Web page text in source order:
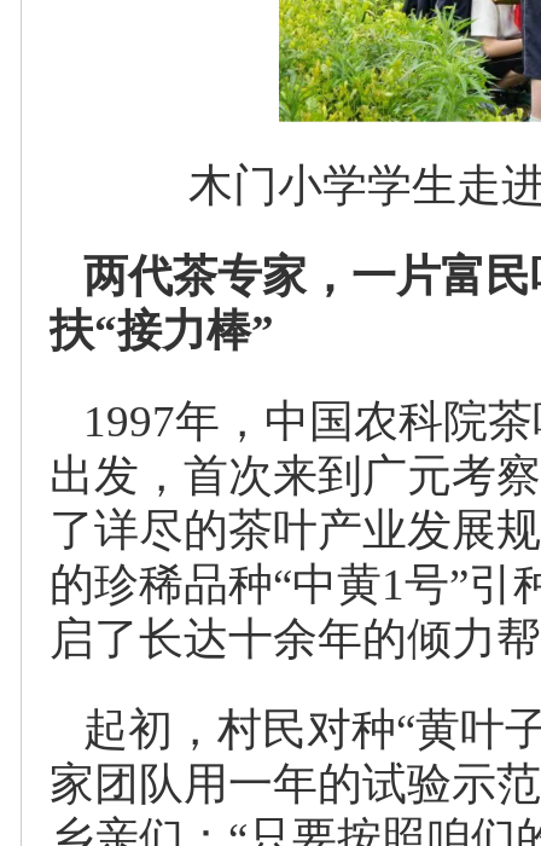
木门小学学生走
两代茶专家，一片富
扶“接力棒”
1997年，中国农科院
出发，首次来到广元考
了详尽的茶叶产业发展
的珍稀品种“中黄1号”
启了长达十余年的倾力
起初，村民对种“黄叶
家团队用一年的试验示